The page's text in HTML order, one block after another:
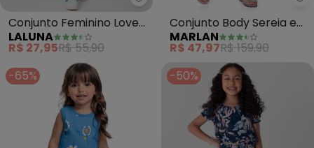
Laluna - Conjunto Feminino
Conjunto Feminino Love
More (Marinho)
LALUNA
R$ 27,95R$ 55,90
Conjunto Body Sereia e
Saia em Paetê (Azul)
MARLAN
R$ 47,97R$ 159,90
-65%
-50%